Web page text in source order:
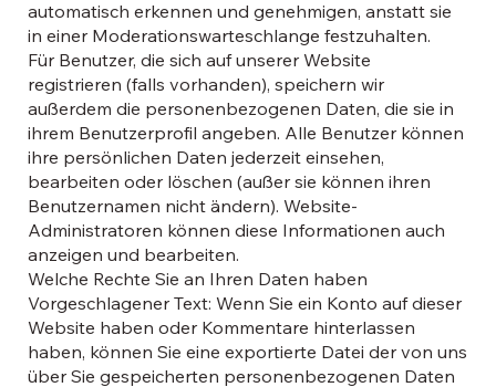
automatisch erkennen und genehmigen, anstatt sie
in einer Moderationswarteschlange festzuhalten.
Für Benutzer, die sich auf unserer Website
registrieren (falls vorhanden), speichern wir
außerdem die personenbezogenen Daten, die sie in
ihrem Benutzerprofil angeben. Alle Benutzer können
ihre persönlichen Daten jederzeit einsehen,
bearbeiten oder löschen (außer sie können ihren
Benutzernamen nicht ändern). Website-
Administratoren können diese Informationen auch
anzeigen und bearbeiten.
Welche Rechte Sie an Ihren Daten haben
Vorgeschlagener Text: Wenn Sie ein Konto auf dieser
Website haben oder Kommentare hinterlassen
haben, können Sie eine exportierte Datei der von uns
über Sie gespeicherten personenbezogenen Daten